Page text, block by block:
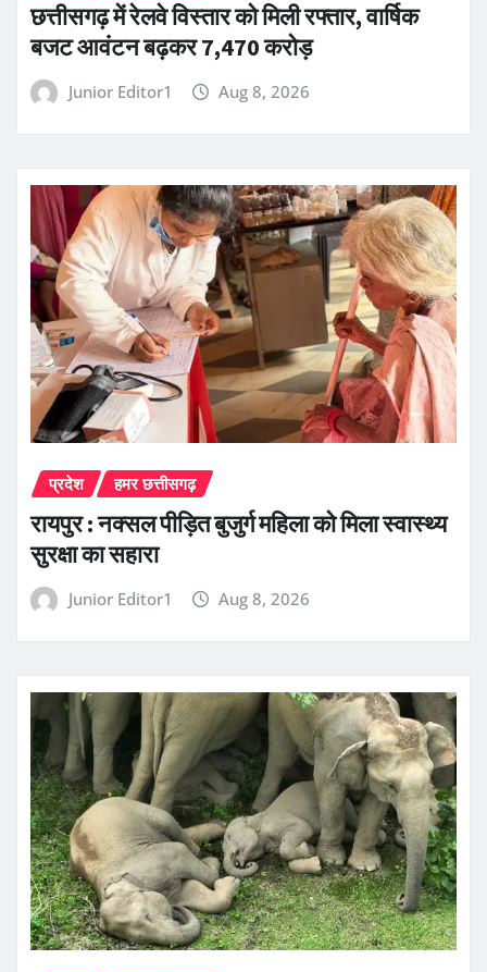
छत्तीसगढ़ में रेलवे विस्तार को मिली रफ्तार, वार्षिक
बजट आवंटन बढ़कर 7,470 करोड़
Junior Editor1 Aug 8, 2026
प्रदेश हमर छत्तीसगढ़
रायपुर : नक्सल पीड़ित बुजुर्ग महिला को मिला स्वास्थ्य
सुरक्षा का सहारा
Junior Editor1 Aug 8, 2026